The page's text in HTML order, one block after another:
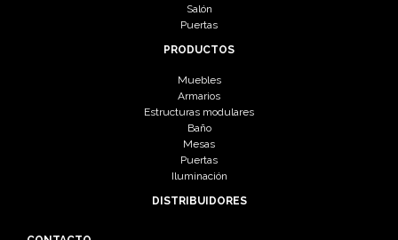
Salón
Puertas
PRODUCTOS
Muebles
Armarios
Estructuras modulares
Baño
Mesas
Puertas
Iluminación
DISTRIBUIDORES